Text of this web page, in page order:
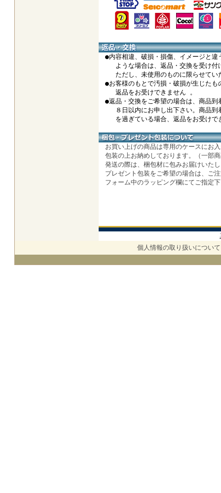
●内容相違、破損・損傷、イメージと違
ような場合は、返品・交換を受け付
ただし、未使用のものに限らせてい
●お客様のもとで汚損・破損が生じたも
返品をお受けできません 。
●返品・交換をご希望の場合は、商品到
８日以内にお申し出下さい。商品到
を過ぎている場合、返品をお受けで
お買い上げの商品は専用のケースにお
包装の上お納めしております。（一部
発送の際は、梱包材に包みお届けいた
プレゼント包装をご希望の場合は、ご
フォーム中のラッピング欄にてご指定
個人情報の取り扱いについて